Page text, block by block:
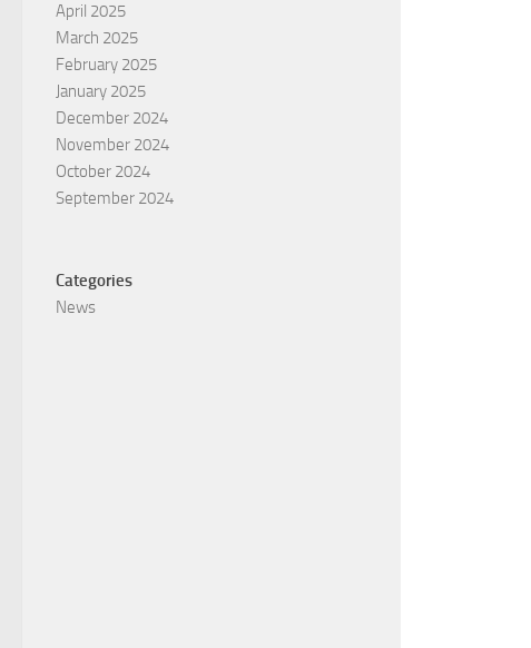
April 2025
March 2025
February 2025
January 2025
December 2024
November 2024
October 2024
September 2024
Categories
News